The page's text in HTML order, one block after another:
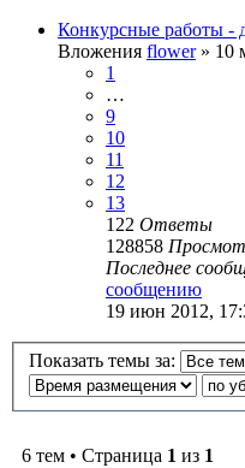
Конкурсные работы -
Вложения flower» 10
1
…
9
10
11
12
13
122 Ответы
128858
Последнее
сообщению
19 июн 2012,
Показать темы за:
6 тем • Страница 1 из 1